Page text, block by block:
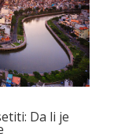
Da li je